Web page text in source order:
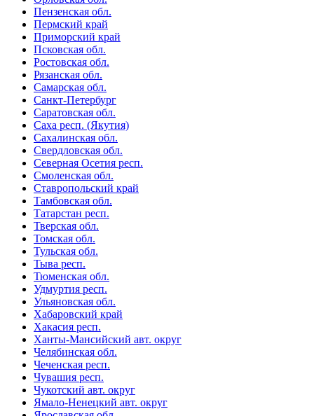
Пензенская обл.
Пермский край
Приморский край
Псковская обл.
Ростовская обл.
Рязанская обл.
Самарская обл.
Санкт-Петербург
Саратовская обл.
Саха респ. (Якутия)
Сахалинская обл.
Свердловская обл.
Северная Осетия респ.
Смоленская обл.
Ставропольский край
Тамбовская обл.
Татарстан респ.
Тверская обл.
Томская обл.
Тульская обл.
Тыва респ.
Тюменская обл.
Удмуртия респ.
Ульяновская обл.
Хабаровский край
Хакасия респ.
Ханты-Мансийский авт. округ
Челябинская обл.
Чеченская респ.
Чувашия респ.
Чукотский авт. округ
Ямало-Ненецкий авт. округ